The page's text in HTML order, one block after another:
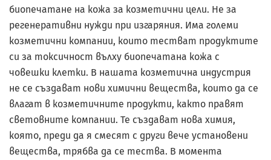
биопечатане на кожа за козметични цели. Не за
регенеративни нужди при изгаряния. Има големи
козметични компании, които тестват продуктите
си за токсичност вълху биопечатана кожа с
човешки клетки. В нашата козметична индустрия
не се създават нови химични вещества, които да се
влагат в козметичните продукти, както правят
световните компании. Те създават нова химия,
която, преди да я смесят с други вече установени
вещества, трябва да се тества. В момента